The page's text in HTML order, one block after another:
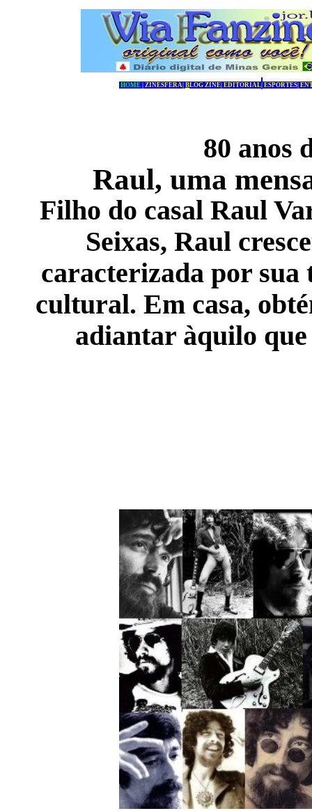
HOME ZINESFERA BLOG ZINE EDITORIAL ESPORTES
80 anos
Raul, uma
Filho do casal Raul
Seixas, Raul
caracterizada por
cultural. Em casa,
adiantar àquilo que